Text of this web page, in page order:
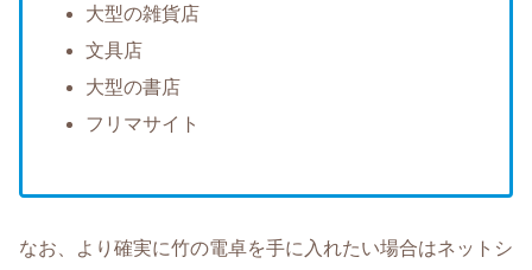
大型の雑貨店
文具店
大型の書店
フリマサイト
なお、より確実に竹の電卓を手に入れたい場合はネットシ